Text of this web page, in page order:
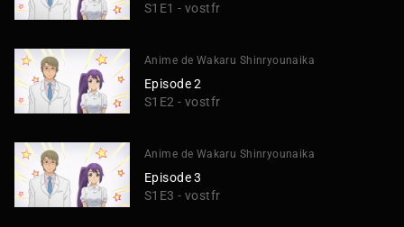
S1E1 - vostfr
Anime de Wakaru Shinryounaika
Episode 2
S1E2 - vostfr
Anime de Wakaru Shinryounaika
Episode 3
S1E3 - vostfr